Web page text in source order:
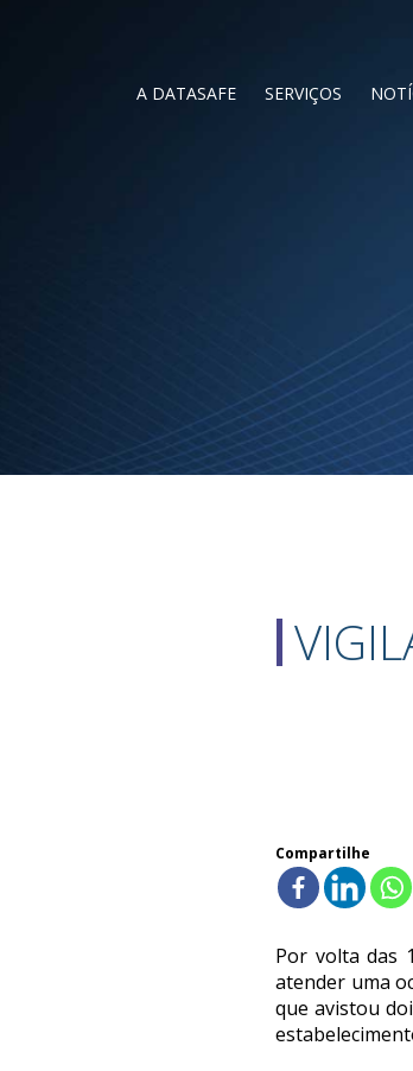
A DATASAFE SERVIÇOS
Compartilhe
Por volta das
atender uma
que avistou